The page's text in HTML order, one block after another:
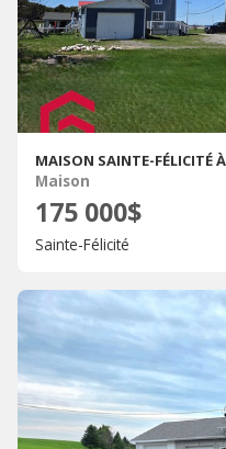
MAISON SAINTE-FÉLICITÉ
Maison
175 000$
Sainte-Félicité